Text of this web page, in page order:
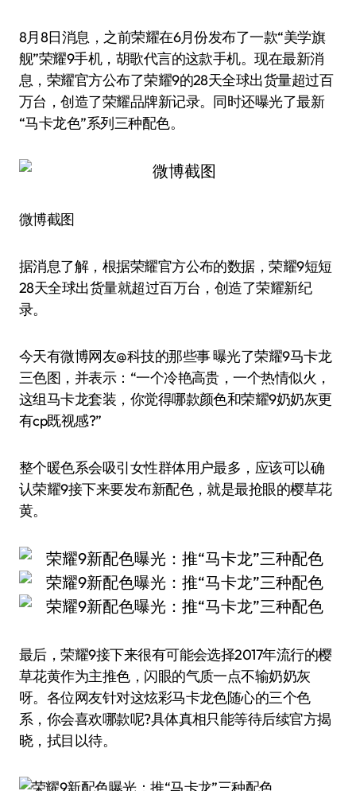
8月8日消息，之前荣耀在6月份发布了一款“美学旗
舰”荣耀9手机，胡歌代言的这款手机。现在最新消
息，荣耀官方公布了荣耀9的28天全球出货量超过百
万台，创造了荣耀品牌新记录。同时还曝光了最新
“马卡龙色”系列三种配色。
微博截图
据消息了解，根据荣耀官方公布的数据，荣耀9短短
28天全球出货量就超过百万台，创造了荣耀新纪
录。
今天有微博网友@科技的那些事 曝光了荣耀9马卡龙
三色图，并表示：“一个冷艳高贵，一个热情似火，
这组马卡龙套装，你觉得哪款颜色和荣耀9奶奶灰更
有cp既视感?”
整个暖色系会吸引女性群体用户最多，应该可以确
认荣耀9接下来要发布新配色，就是最抢眼的樱草花
黄。
最后，荣耀9接下来很有可能会选择2017年流行的樱
草花黄作为主推色，闪眼的气质一点不输奶奶灰
呀。各位网友针对这炫彩马卡龙色随心的三个色
系，你会喜欢哪款呢?具体真相只能等待后续官方揭
晓，拭目以待。